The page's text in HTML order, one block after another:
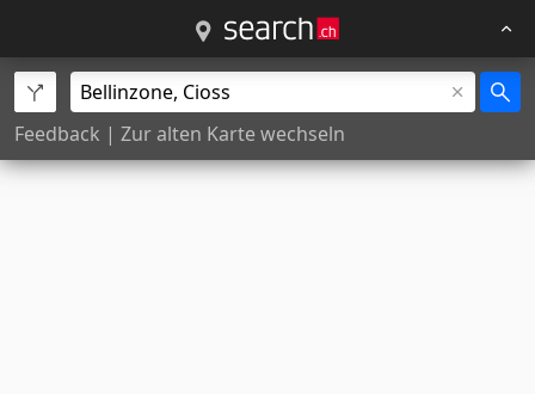
Feedback | Zur alten Karte wechseln